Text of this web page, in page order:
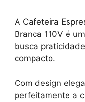
A Cafeteira
Branca 110V é
busca
compacto.
Com design
perfeitamente a